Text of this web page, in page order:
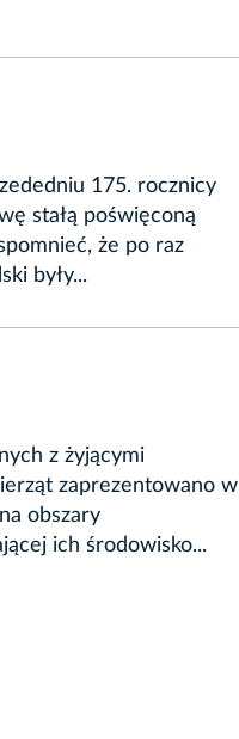
175. rocznicy
stałą poświęconą
że po raz
były...
z żyjącymi
zaprezentowano w
obszary
ich środowisko...